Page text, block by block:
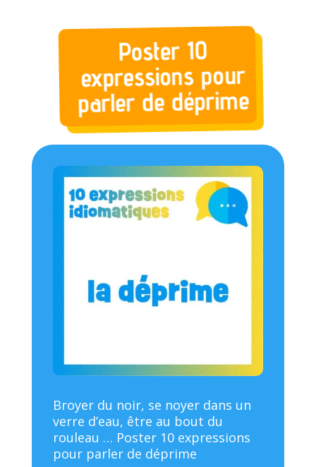
Poster 10
expressions pour
parler de déprime
Broyer du noir, se noyer dans un
verre d’eau, être au bout du
rouleau … Poster 10 expressions
pour parler de déprime